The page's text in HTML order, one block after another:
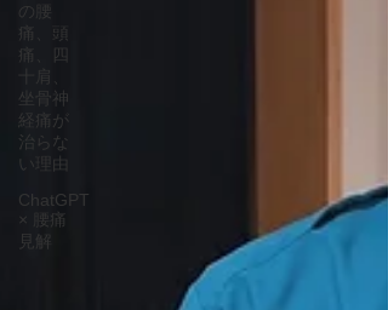
の腰
痛、頭
痛、四
十肩、
坐骨神
経痛が
治らな
い理由
ChatGPT
× 腰痛
見解